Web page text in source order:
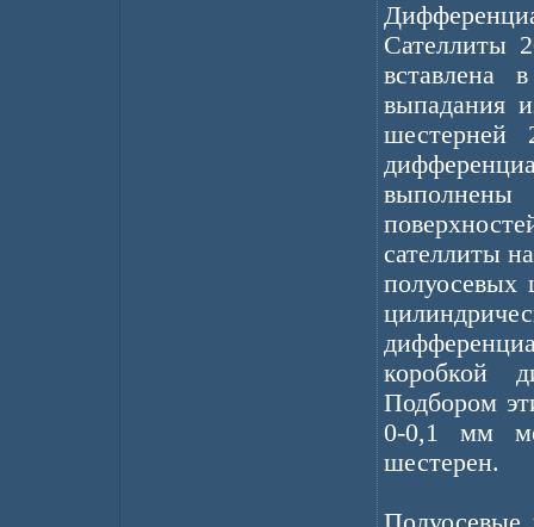
Сателлиты
вставлена
выпадания
шестерней
сателлиты
полуосевых
коробкой
Подбором
0-0,1 мм
шестерен.